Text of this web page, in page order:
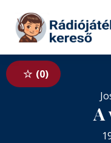
Tovább a tartalomhoz
0
A